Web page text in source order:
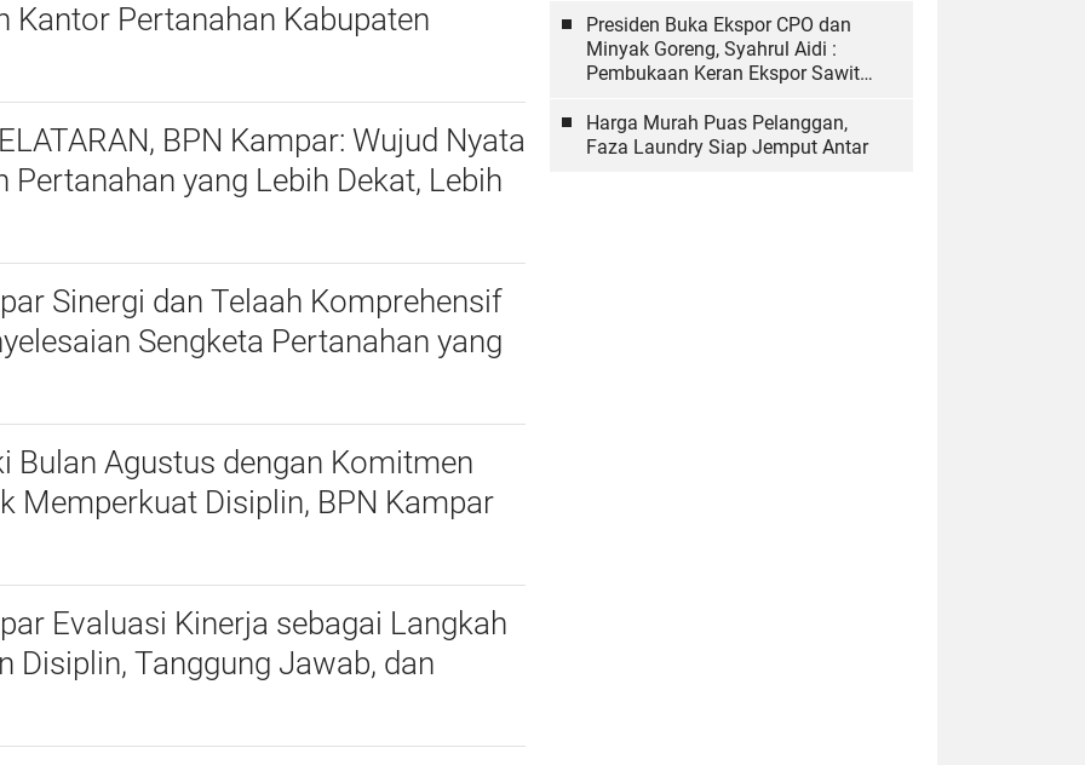
Kantor Pertanahan Kabupaten
Memberikan Pelayanan Prima
BPN Kampar: Wujud Nyata
Pertanahan yang Lebih Dekat, Lebih
Lebih Fleksibel di Akhir Pekan
Sinergi dan Telaah Komprehensif
Sengketa Pertanahan yang
Hukum
Bulan Agustus dengan Komitmen
Memperkuat Disiplin, BPN Kampar
Jam Kerja, dan Menuntaskan Target
Evaluasi Kinerja sebagai Langkah
Disiplin, Tanggung Jawab, dan
demi Meningkatkan Kualitas
Presiden Buka Ekspor CPO dan
Minyak Goreng, Syahrul Aidi :
Pembukaan Keran Ekspor Sawit
Harga Murah Puas Pelanggan,
Faza Laundry Siap Jemput Antar